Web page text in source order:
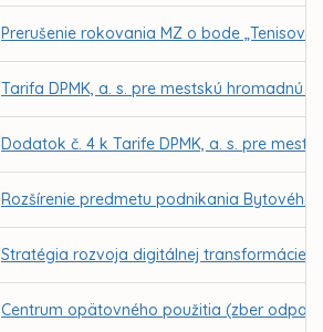
Prerušenie rokovania MZ o bode
Tarifa DPMK, a. s. pre mestskú
Dodatok č. 4 k Tarife DPMK, a. s. pre
Rozšírenie predmetu podnikania Bytového
Stratégia rozvoja digitálnej transformácie
Centrum opätovného použitia (zber